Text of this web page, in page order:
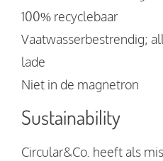
100% recyclebaar
Vaatwasserbestrendig;
lade
Niet in de magnetron
Sustainability
Circular&Co. heeft als